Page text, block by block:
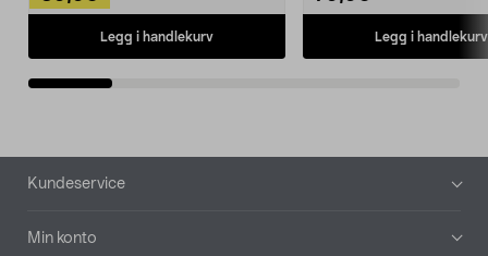
Legg i handlekurv Legg i handlekurv
Bunntekst
Kundeservice
Min konto